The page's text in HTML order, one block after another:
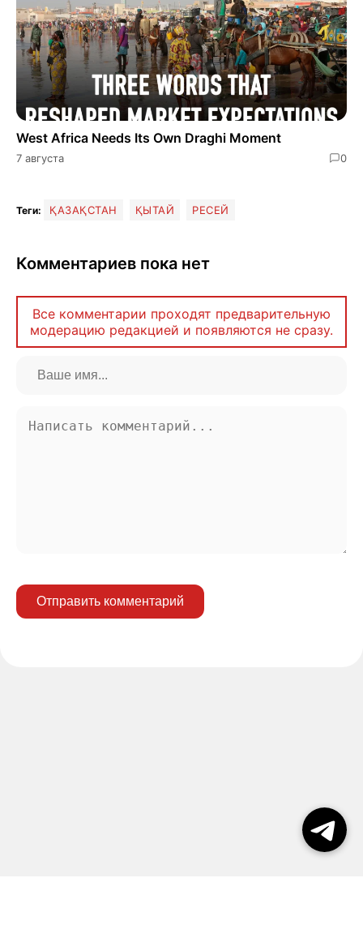
West Africa Needs Its Own Draghi Moment
7 августа 0
Теги: ҚАЗАҚСТАН ҚЫТАЙ РЕСЕЙ
Комментариев пока нет
Все комментарии проходят предварительную
модерацию редакцией и появляются не сразу.
Отправить комментарий